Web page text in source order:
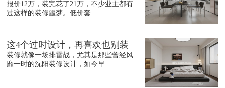
报价12万，装完花了21万，不少业主都有
过这样的装修噩梦。低价套...
这4个过时设计，再喜欢也别装
装修就像一场排雷战，尤其是那些曾经风
靡一时的沈阳装修设计，如今早...